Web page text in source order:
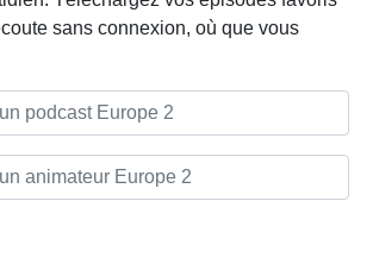
sans connexion, où que vous